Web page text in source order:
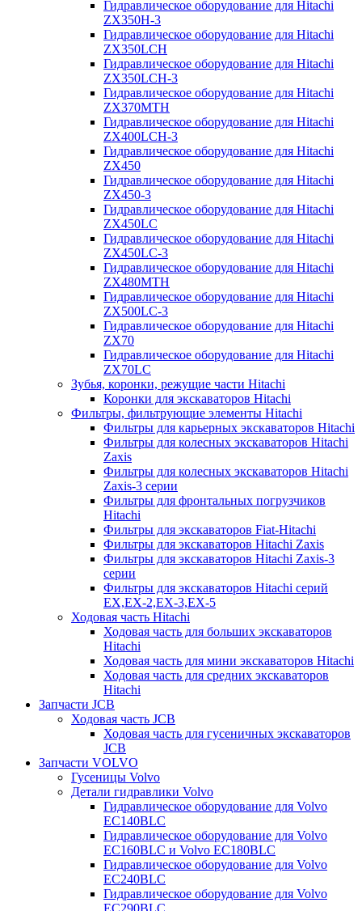
Гидравлическое оборудование для Hitachi
ZX350H-3
Гидравлическое оборудование для Hitachi
ZX350LCH
Гидравлическое оборудование для Hitachi
ZX350LCH-3
Гидравлическое оборудование для Hitachi
ZX370MTH
Гидравлическое оборудование для Hitachi
ZX400LCH-3
Гидравлическое оборудование для Hitachi
ZX450
Гидравлическое оборудование для Hitachi
ZX450-3
Гидравлическое оборудование для Hitachi
ZX450LC
Гидравлическое оборудование для Hitachi
ZX450LC-3
Гидравлическое оборудование для Hitachi
ZX480MTH
Гидравлическое оборудование для Hitachi
ZX500LC-3
Гидравлическое оборудование для Hitachi
ZX70
Гидравлическое оборудование для Hitachi
ZX70LC
Зубья, коронки, режущие части Hitachi
Коронки для экскаваторов Hitachi
Фильтры, фильтрующие элементы Hitachi
Фильтры для карьерных экскаваторов Hitachi
Фильтры для колесных экскаваторов Hitachi
Zaxis
Фильтры для колесных экскаваторов Hitachi
Zaxis-3 серии
Фильтры для фронтальных погрузчиков
Hitachi
Фильтры для экскаваторов Fiat-Hitachi
Фильтры для экскаваторов Hitachi Zaxis
Фильтры для экскаваторов Hitachi Zaxis-3
серии
Фильтры для экскаваторов Hitachi серий
EX,EX-2,EX-3,EX-5
Ходовая часть Hitachi
Ходовая часть для больших экскаваторов
Hitachi
Ходовая часть для мини экскаваторов Hitachi
Ходовая часть для средних экскаваторов
Hitachi
Запчасти JCB
Ходовая часть JCB
Ходовая часть для гусеничных экскаваторов
JCB
Запчасти VOLVO
Гусеницы Volvo
Детали гидравлики Volvo
Гидравлическое оборудование для Volvo
EC140BLC
Гидравлическое оборудование для Volvo
EC160BLC и Volvo EC180BLC
Гидравлическое оборудование для Volvo
EC240BLC
Гидравлическое оборудование для Volvo
EC290BLC